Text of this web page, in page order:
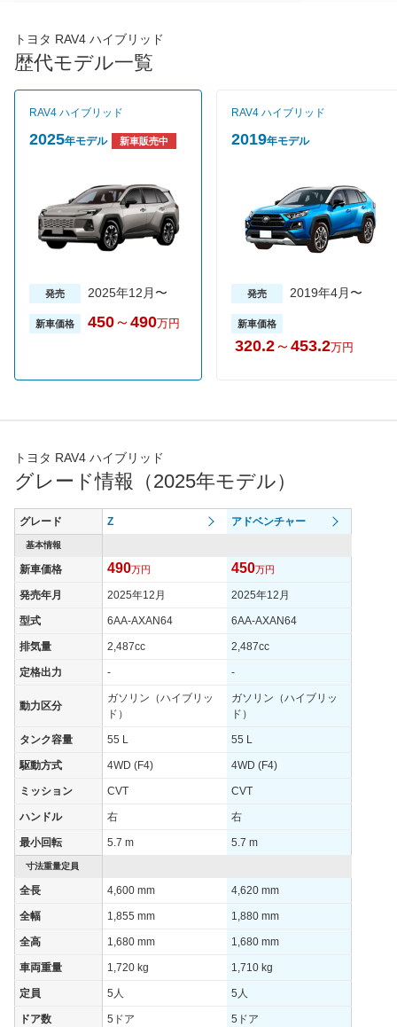
トヨタ RAV4 ハイブリッド
歴代モデル一覧
RAV4 ハイブリッド
2025年モデル 新車販売中
発売 2025年12月〜
新車価格 450～ 490万円
RAV4 ハイブリッド
2019年モデル
発売 2019年4月〜
新車価格
320.2～ 453.2万円
トヨタ RAV4 ハイブリッド
グレード情報（2025年モデル）
グレード Z アドベンチャー
基本情報
新車価格 490万円 450万円
発売年月 2025年12月 2025年12月
型式 6AA-AXAN64 6AA-AXAN64
排気量 2,487cc 2,487cc
定格出力 - -
動力区分
ガソリン（ハイブリッ
ド）
ガソリン（ハイブリッ
ド）
タンク容量 55 L 55 L
駆動方式 4WD (F4) 4WD (F4)
ミッション CVT CVT
ハンドル 右 右
最小回転 5.7 m 5.7 m
寸法重量定員
全長 4,600 mm 4,620 mm
全幅 1,855 mm 1,880 mm
全高 1,680 mm 1,680 mm
車両重量 1,720 kg 1,710 kg
定員 5人 5人
ドア数 5ドア 5ドア